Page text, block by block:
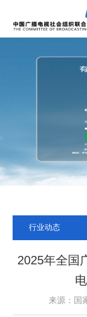
行业动态
2025年全国
来源：国